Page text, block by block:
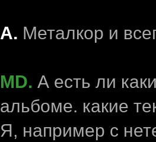
А. Металкор и
MD. А есть ли
альбоме. какие
Я, например с